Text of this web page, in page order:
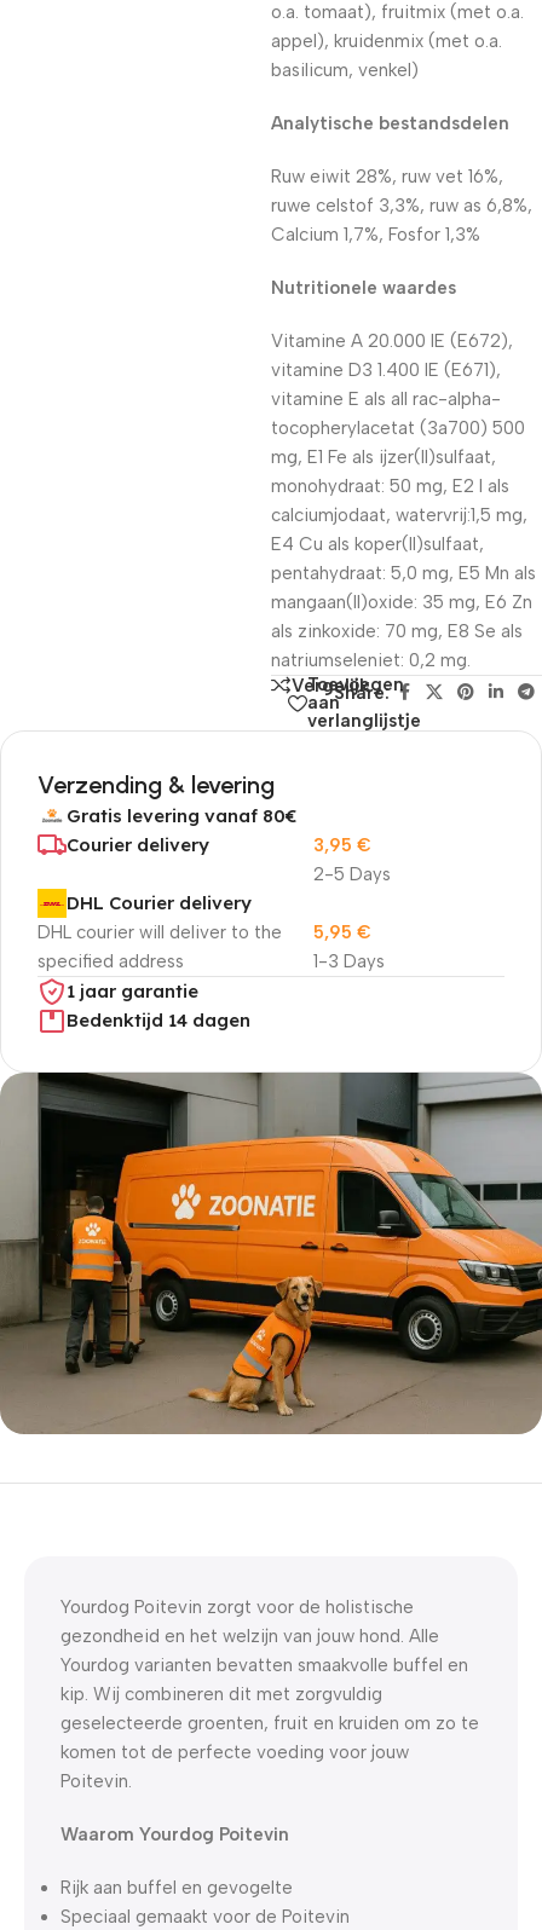
o.a. tomaat), fruitmix (met o.a.
appel), kruidenmix (met o.a.
basilicum, venkel)
Analytische bestandsdelen
Ruw eiwit 28%, ruw vet 16%,
ruwe celstof 3,3%, ruw as 6,8%,
Calcium 1,7%, Fosfor 1,3%
Nutritionele waardes
Vitamine A 20.000 IE (E672),
vitamine D3 1.400 IE (E671),
vitamine E als all rac-alpha-
tocopherylacetat (3a700) 500
mg, E1 Fe als ijzer(II)sulfaat,
monohydraat: 50 mg, E2 I als
calciumjodaat, watervrij:1,5 mg,
E4 Cu als koper(II)sulfaat,
pentahydraat: 5,0 mg, E5 Mn als
mangaan(II)oxide: 35 mg, E6 Zn
als zinkoxide: 70 mg, E8 Se als
natriumseleniet: 0,2 mg.
Vergelijk
Toevoegen
aan
verlanglijstje
Share:
Verzending & levering
Gratis levering vanaf 80€
Courier delivery
2-5 Days
3,95 €
DHL Courier delivery
DHL courier will deliver to the
specified address
1-3 Days
5,95 €
1 jaar garantie
Bedenktijd 14 dagen
5% korting met code
Yourdog Poitevin zorgt voor de holistische
gezondheid en het welzijn van jouw hond. Alle
Yourdog varianten bevatten smaakvolle buffel en
kip. Wij combineren dit met zorgvuldig
geselecteerde groenten, fruit en kruiden om zo te
komen tot de perfecte voeding voor jouw
Poitevin.
Waarom Yourdog Poitevin
Rijk aan buffel en gevogelte
Speciaal gemaakt voor de Poitevin